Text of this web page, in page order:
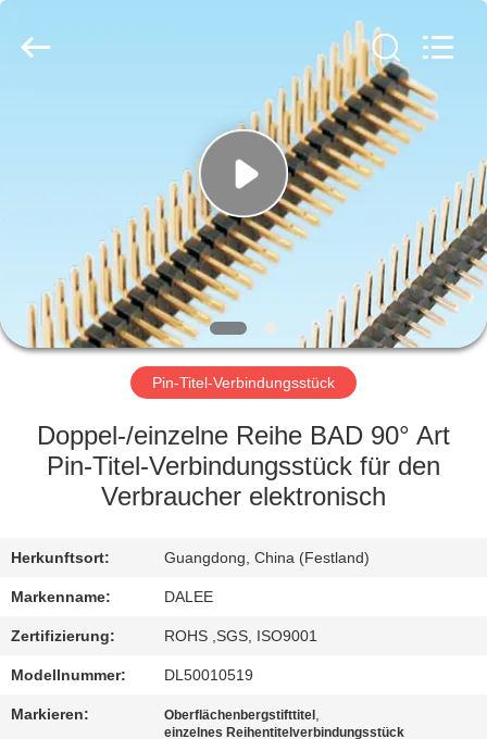
PRODUKTE
ÜBER
UNS
FABRIK-
AUSFLUG
QUALITÄTSKONTROLLE
SIE
MIT
UNS
IN
VERBINDUNG
Ltd..
Reserved.
Developed
Pin-Titel-Verbindungsstück
Doppel-/einzelne Reihe BAD 90° Art
Pin-Titel-Verbindungsstück für den
Verbraucher elektronisch
Herkunftsort: Guangdong, China (Festland)
Markenname: DALEE
Zertifizierung: ROHS ,SGS, ISO9001
Modellnummer: DL50010519
Markieren: Oberflächenbergstifttitel ,
einzelnes Reihentitelverbindungsstück